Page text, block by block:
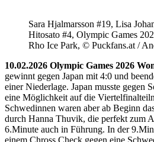
Sara Hjalmarsson #19, Lisa
Hitosato #4, Olympic Games
Rho Ice Park, © Puckfans.at /
10.02.2026 Olympic Games 2026
gewinnt gegen Japan mit 4:0 und
einer Niederlage. Japan musste gegen
eine Möglichkeit auf die
Schwedinnen waren aber ab Beginn
durch Hanna Thuvik, die perfekt zum
6.Minute auch in Führung. In der
einem Chross Check gegen eine